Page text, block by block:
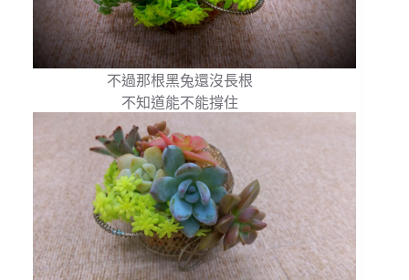
不過那根黑兔還沒長根
不知道能不能撐住